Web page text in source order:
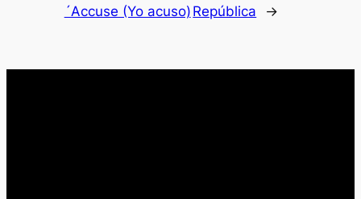
´Accuse (Yo acuso) República
→